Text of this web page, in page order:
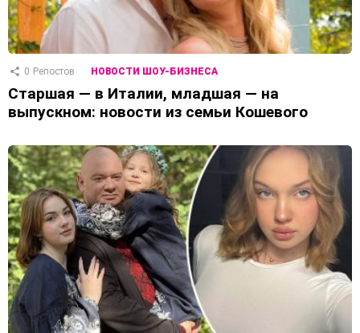
0 Репостов НОВОСТИ ШОУ-БИЗНЕСА
Старшая — в Италии, младшая — на
выпускном: новости из семьи Кошевого